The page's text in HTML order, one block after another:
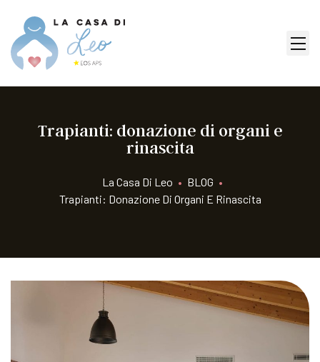
Trapianti: donazione di organi e
rinascita
La Casa Di Leo • BLOG •
Trapianti: Donazione Di Organi E Rinascita